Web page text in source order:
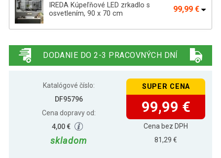
IREDA Kúpeľňové LED zrkadlo s
osvetlením, 90 x 70 cm
99,99 €
osvetlením, 80 x 60 cm
DODANIE DO 2-3 PRACOVNÝCH DNÍ
Katalógové číslo:
DF95796
Cena dopravy od:
4,00 €
skladom
SUPER CENA
99,99 €
Cena bez DPH
81,29 €